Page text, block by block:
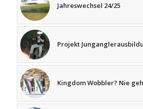
Jahreswechsel 24/25
Projekt
Kingdom Wobbler? Nie